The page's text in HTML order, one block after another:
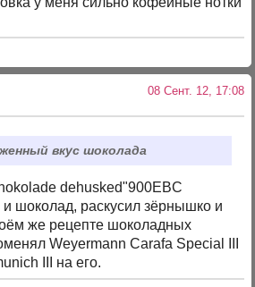
08 Сент. 12, 17:08
вкус шоколада
dehusked"900EBC
шоколад, раскусил зёрнышко и
же рецепте шоколадных
Weyermann Carafa Special III
III на его.